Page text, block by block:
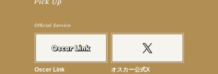
【前川泰之】舞台「グレンギャリー・グレンロス」公演詳細解禁！
【elfin’】7thシングル『全世界』がFM-UUでO.A.決定♪
【elfin’】8月16日（日）「全世界」発売記念イベント決定！
【昆虫ハンター牧田習】宝塚市立手塚治虫記念館トークショー＆宝塚文化芸術センター昆虫展示イ
【昆虫ハンター牧田習】8月13日（木）プライムツリー赤池「ふれあい昆虫フェスティバル」トーク
Oscer Link オスカー公式X